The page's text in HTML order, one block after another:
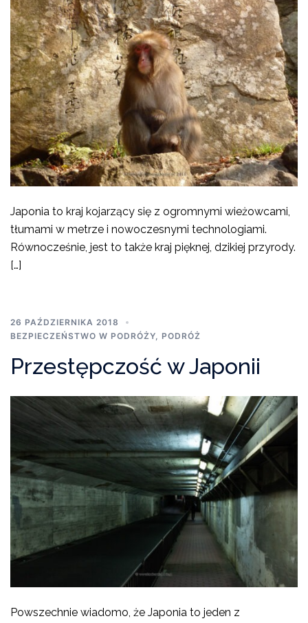
Japonia to kraj kojarzący się z ogromnymi wieżowcami,
tłumami w metrze i nowoczesnymi technologiami.
Równocześnie, jest to także kraj pięknej, dzikiej przyrody.
[…]
26 PAŹDZIERNIKA 2018
BEZPIECZEŃSTWO W PODRÓŻY
PODRÓŻ
Przestępczość w Japonii
Powszechnie wiadomo, że Japonia to jeden z